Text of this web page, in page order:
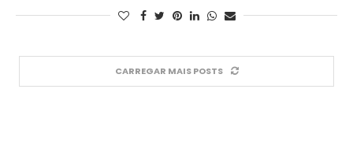
CARREGAR MAIS POSTS